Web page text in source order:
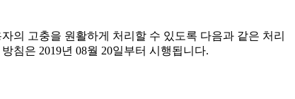
의 고충을 원활하게 처리할 수 있도록 다음과 같은 처리
침은 2019년 08월 20일부터 시행됩니다.